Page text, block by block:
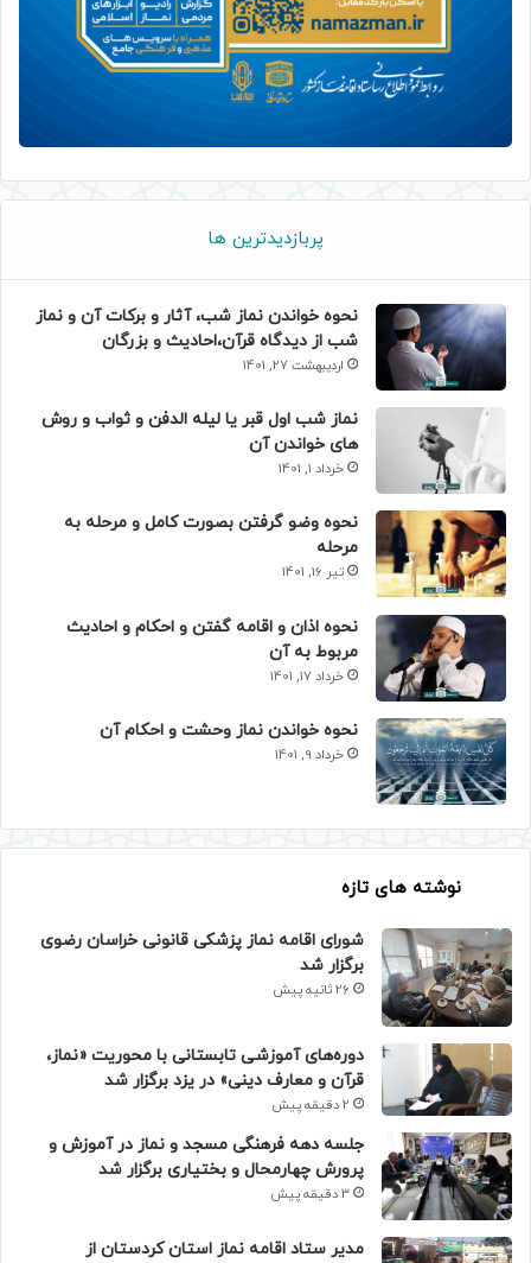
پربازدیدترین ها
نحوه خواندن نماز شب، آثار و برکات آن و نماز
شب از دیدگاه قرآن،احادیث و بزرگان
اردیبهشت 27, 1401
نماز شب اول قبر یا لیله الدفن و ثواب و روش
های خواندن آن
خرداد 1, 1401
نحوه وضو گرفتن بصورت کامل و مرحله به
مرحله
تیر 16, 1401
نحوه اذان و اقامه گفتن و احکام و احادیث
مربوط به آن
خرداد 17, 1401
نحوه خواندن نماز وحشت و احکام آن
خرداد 9, 1401
نوشته های تازه
شورای اقامه نماز پزشکی قانونی خراسان رضوی
برگزار شد
26 ثانیه پیش
دوره‌های آموزشی تابستانی با محوریت «نماز،
قرآن و معارف دینی» در یزد برگزار شد
2 دقیقه پیش
جلسه دهه فرهنگی مسجد و نماز در آموزش و
پرورش چهارمحال و بختیاری برگزار شد
3 دقیقه پیش
مدیر ستاد اقامه نماز استان کردستان از